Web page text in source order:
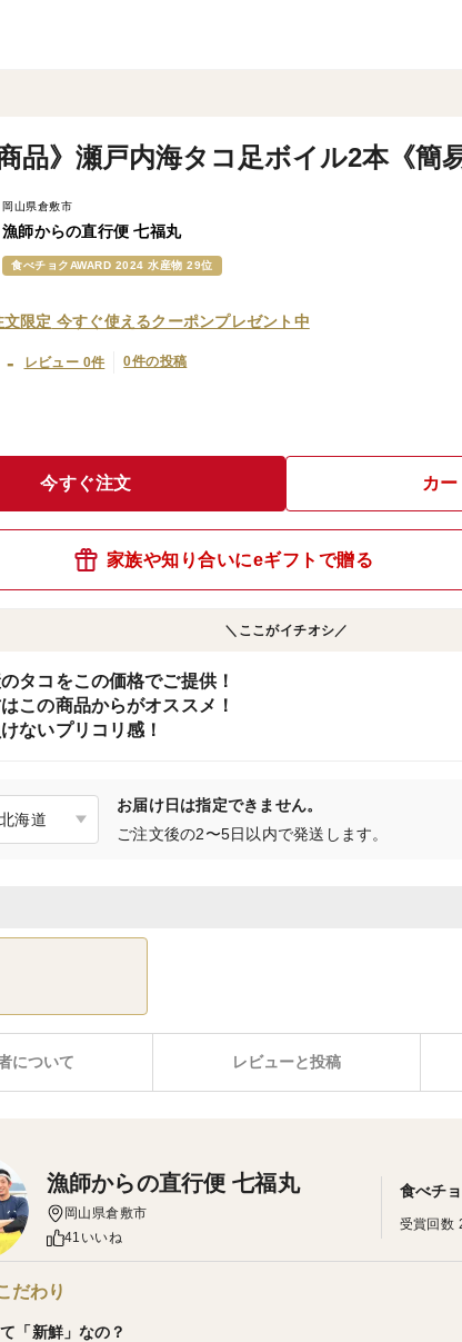
品》瀬戸内海タコ足ボイル2本《簡
岡山県倉敷市
漁師からの直行便 七福丸
食べチョクAWARD 2024 水産物 29位
限定 今すぐ使えるクーポンプレゼント中
- レビュー 0件 0件の投稿
今すぐ注文 カ
家族や知り合いにeギフトで贈る
＼ここがイチオシ／
タコをこの価格でご提供！
この商品からがオススメ！
ないプリコリ感！
お届け日は指定できません。
ご注文後の2〜5日以内で発送します。
レビューと投稿
について
漁師からの直行便 七福丸
岡山県倉敷市
41いいね
食べチ
受賞回数
だわり
「新鮮」なの？